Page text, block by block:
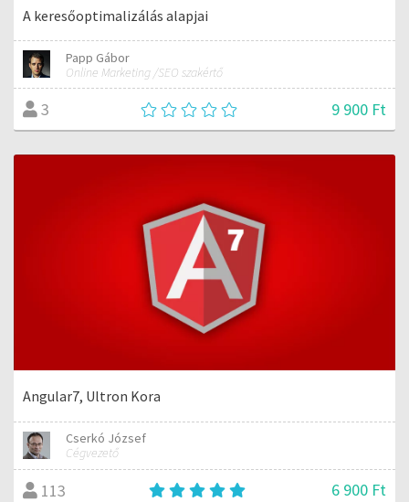
A keresőoptimalizálás alapjai
Papp Gábor
Online Marketing /SEO szakértő
3 9 900 Ft
Angular7, Ultron Kora
Cserkó József
Cégvezető
113 6 900 Ft